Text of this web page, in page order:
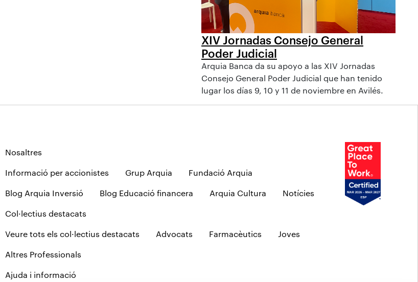
XIV Jornadas Consejo General
Poder Judicial
Arquia Banca da su apoyo a las XIV Jornadas
Consejo General Poder Judicial que han tenido
lugar los días 9, 10 y 11 de noviembre en Avilés.
Nosaltres
Informació per accionistes Grup Arquia Fundació Arquia
Blog Arquia Inversió Blog Educació financera Arquia Cultura Notícies
Col·lectius destacats
Veure tots els col·lectius destacats Advocats Farmacèutics Joves
Altres Professionals
Ajuda i informació